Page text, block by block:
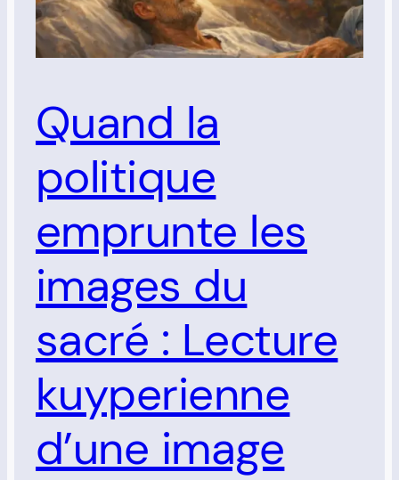
Quand la
politique
emprunte les
images du
sacré : Lecture
kuyperienne
d’une image